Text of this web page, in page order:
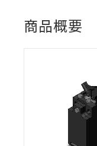
商品概要